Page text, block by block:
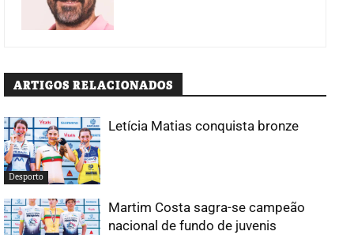
ARTIGOS RELACIONADOS
Desporto
Letícia Matias conquista bronze
Martim Costa sagra-se campeão
nacional de fundo de juvenis